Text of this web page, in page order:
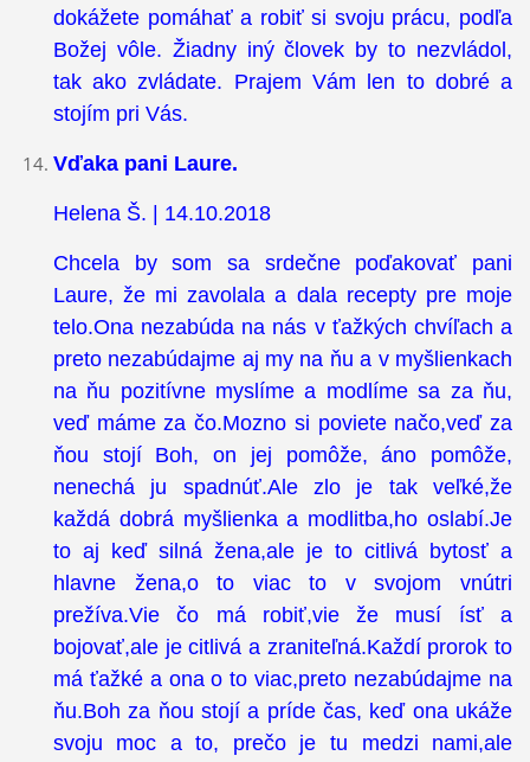
dokážete pomáhať a robiť si svoju prácu, podľa
Božej vôle. Žiadny iný človek by to nezvládol,
tak ako zvládate. Prajem Vám len to dobré a
stojím pri Vás.
Vďaka pani Laure.
Helena Š. | 14.10.2018
Chcela by som sa srdečne poďakovať pani
Laure, že mi zavolala a dala recepty pre moje
telo.Ona nezabúda na nás v ťažkých chvíľach a
preto nezabúdajme aj my na ňu a v myšlienkach
na ňu pozitívne myslíme a modlíme sa za ňu,
veď máme za čo.Mozno si poviete načo,veď za
ňou stojí Boh, on jej pomôže, áno pomôže,
nenechá ju spadnúť.Ale zlo je tak veľké,že
každá dobrá myšlienka a modlitba,ho oslabí.Je
to aj keď silná žena,ale je to citlivá bytosť a
hlavne žena,o to viac to v svojom vnútri
prežíva.Vie čo má robiť,vie že musí ísť a
bojovať,ale je citlivá a zraniteľná.Každí prorok to
má ťažké a ona o to viac,preto nezabúdajme na
ňu.Boh za ňou stojí a príde čas, keď ona ukáže
svoju moc a to, prečo je tu medzi nami,ale